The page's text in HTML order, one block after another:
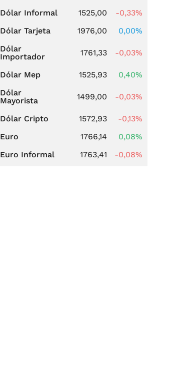
Dólar Informal
1525,00
-0,33%
Dólar Tarjeta
1976,00
0,00%
Dólar
Importador
1761,33 -0,03%
Dólar Mep 1525,93
0,40%
Dólar
Mayorista
1499,00 -0,03%
Dólar Cripto 1572,93
-0,13%
Euro
1766,14
0,08%
Euro Informal
1763,41 -0,08%